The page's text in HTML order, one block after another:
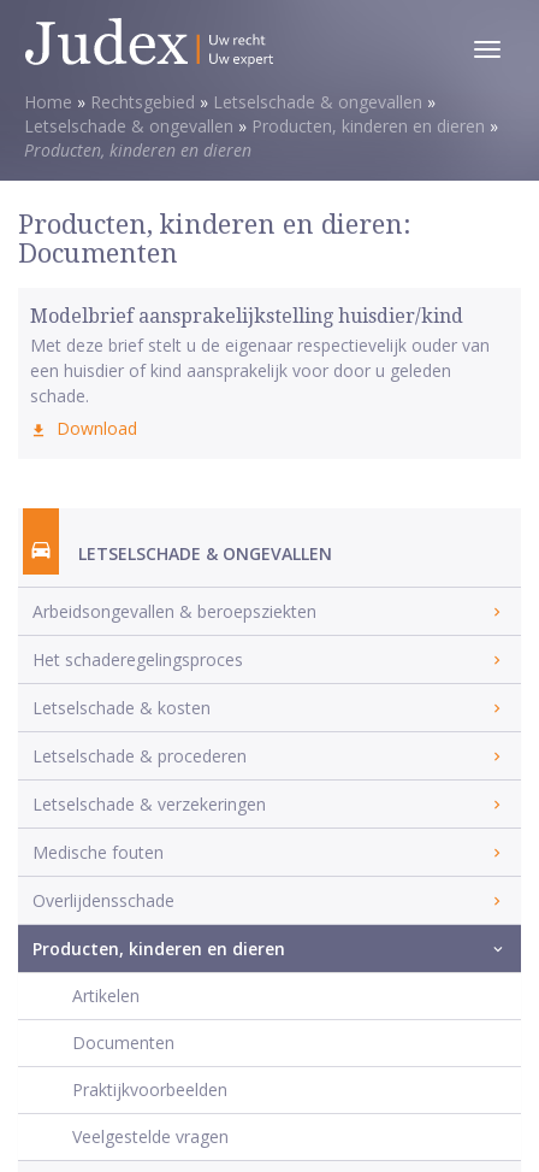
Toggle
Home » Rechtsgebied » Letselschade & ongevallen »
Letselschade & ongevallen » Producten, kinderen en dieren »
Producten, kinderen en dieren
Producten, kinderen en dieren:
Documenten
Modelbrief aansprakelijkstelling huisdier/kind
Met deze brief stelt u de eigenaar respectievelijk ouder van
een huisdier of kind aansprakelijk voor door u geleden
schade.
Download
LETSELSCHADE & ONGEVALLEN
Arbeidsongevallen & beroepsziekten
Het schaderegelingsproces
Letselschade & kosten
Letselschade & procederen
Letselschade & verzekeringen
Medische fouten
Overlijdensschade
Producten, kinderen en dieren
Artikelen
Documenten
Praktijkvoorbeelden
Veelgestelde vragen